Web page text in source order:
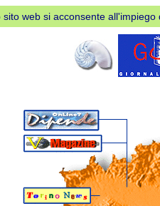
sito web si acconsente